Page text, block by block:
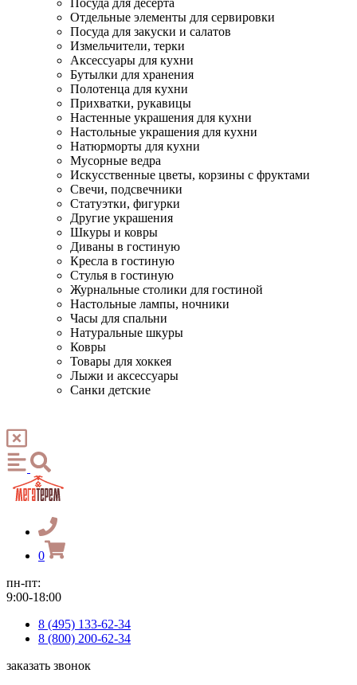
Посуда для десерта
Отдельные элементы для сервировки
Посуда для закуски и салатов
Измельчители, терки
Аксессуары для кухни
Бутылки для хранения
Полотенца для кухни
Прихватки, рукавицы
Настенные украшения для кухни
Настольные украшения для кухни
Натюрморты для кухни
Мусорные ведра
Искусственные цветы, корзины с фруктами
Свечи, подсвечники
Статуэтки, фигурки
Другие украшения
Шкуры и ковры
Диваны в гостиную
Кресла в гостиную
Стулья в гостиную
Журнальные столики для гостиной
Настольные лампы, ночники
Часы для спальни
Натуральные шкуры
Ковры
Товары для хоккея
Лыжи и аксессуары
Санки детские
0
пн-пт:
9:00-18:00
8 (495) 133-62-34
8 (800) 200-62-34
заказать звонок